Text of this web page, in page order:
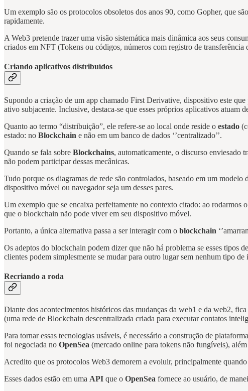
Um exemplo são os protocolos obsoletos dos anos 90, como Gopher, que
rapidamente.
A Web3 pretende trazer uma visão sistemática mais dinâmica aos seus
criados em NFT (Tokens ou códigos, números com registro de transferência
Criando aplicativos distribuídos
Supondo a criação de um app chamado First Derivative, dispositivo este
ativo subjacente. Inclusive, destaca-se que esses próprios aplicativos
Quanto ao termo “distribuição”, ele refere-se ao local onde reside o estado
estado: no Blockchain e não em um banco de dados ‘’centralizado’’.
Quando se fala sobre Blockchains, automaticamente, o discurso enviesado
não podem participar dessas mecânicas.
Tudo porque os diagramas de rede são controlados, baseado em um
dispositivo móvel ou navegador seja um desses pares.
Um exemplo que se encaixa perfeitamente no contexto citado: ao
que o blockchain não pode viver em seu dispositivo móvel.
Portanto, a única alternativa passa a ser interagir com o blockchain
Os adeptos do blockchain podem dizer que não há problema se esses tipos
clientes podem simplesmente se mudar para outro lugar sem nenhum tipo
Recriando a roda
Diante dos acontecimentos históricos das mudanças da web1 e da web2,
(uma rede de Blockchain descentralizada criada para executar contatos
Para tornar essas tecnologias usáveis, é necessário a construção de
foi negociada no OpenSea (mercado online para tokens não fungíveis),
Acredito que os protocolos Web3 demorem a evoluir, principalmente
Esses dados estão em uma API que o OpenSea fornece ao usuário, de